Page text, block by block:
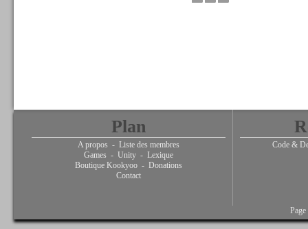
Plan
A propos - Liste des membres
Games - Unity - Lexique
Boutique Kookyoo - Donations
Contact
Code &